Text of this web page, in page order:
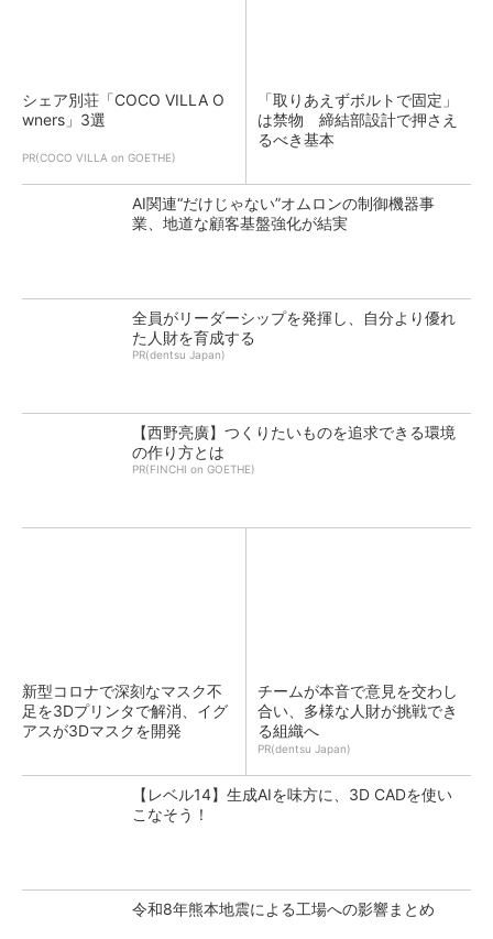
シェア別荘「COCO VILLA O
wners」3選
PR(COCO VILLA on GOETHE)
「取りあえずボルトで固定」
は禁物 締結部設計で押さえ
るべき基本
AI関連“だけじゃない”オムロンの制御機器事
業、地道な顧客基盤強化が結実
全員がリーダーシップを発揮し、自分より優れ
た人財を育成する
PR(dentsu Japan)
【西野亮廣】つくりたいものを追求できる環境
の作り方とは
PR(FINCHI on GOETHE)
新型コロナで深刻なマスク不
足を3Dプリンタで解消、イグ
アスが3Dマスクを開発
チームが本音で意見を交わし
合い、多様な人財が挑戦でき
る組織へ
PR(dentsu Japan)
【レベル14】生成AIを味方に、3D CADを使い
こなそう！
令和8年熊本地震による工場への影響まとめ